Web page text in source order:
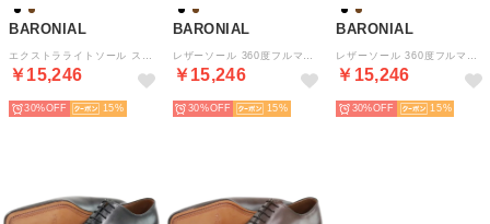
BARONIAL
￥15,246
30% 15
BARONIAL
￥15,246
30% 15
BARONIAL
￥15,246
30% 15